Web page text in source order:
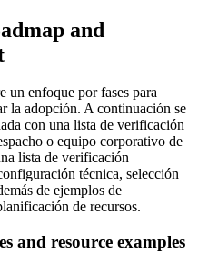
and
un enfoque por fases para
la adopción. A continuación se
con una lista de verificación
o equipo corporativo de
lista de verificación
técnica, selección
de ejemplos de
de recursos.
and resource examples